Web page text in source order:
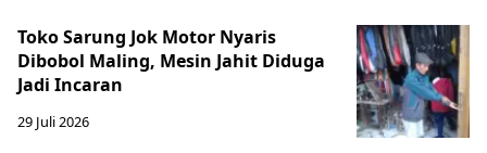
Toko Sarung Jok Motor Nyaris
Dibobol Maling, Mesin Jahit Diduga
Jadi Incaran
29 Juli 2026